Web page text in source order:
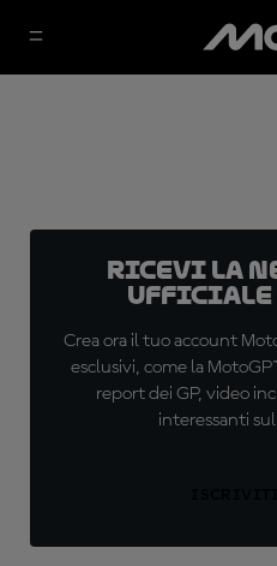
Ricevi la
ufficiale
Crea ora il tuo account
esclusivi, come la
report dei GP, video
interessanti